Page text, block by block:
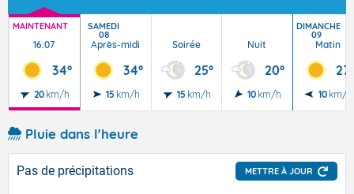
MAINTENANT
16:07
34°
20 km/h
SAMEDI
08
Après-midi
34°
15 km/h
Soirée
25°
15 km/h
Nuit
20°
10 km/h
DIMANCHE
09
Matin
27°
10 km/h
Pluie dans l'heure
Pas de précipitations METTRE À JOUR